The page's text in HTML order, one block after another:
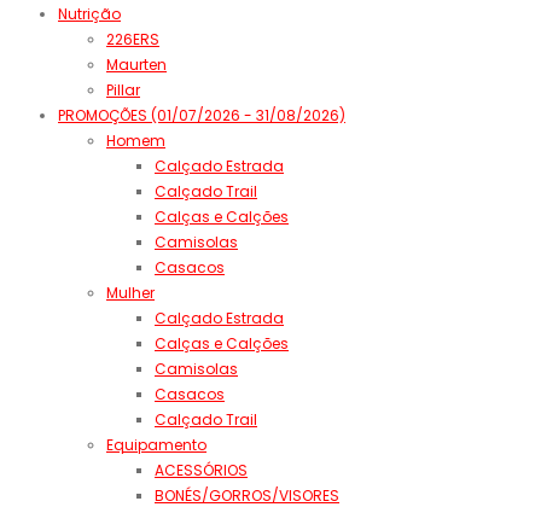
Nutrição
226ERS
Maurten
Pillar
PROMOÇÕES (01/07/2026 - 31/08/2026)
Homem
Calçado Estrada
Calçado Trail
Calças e Calções
Camisolas
Casacos
Mulher
Calçado Estrada
Calças e Calções
Camisolas
Casacos
Calçado Trail
Equipamento
ACESSÓRIOS
BONÉS/GORROS/VISORES